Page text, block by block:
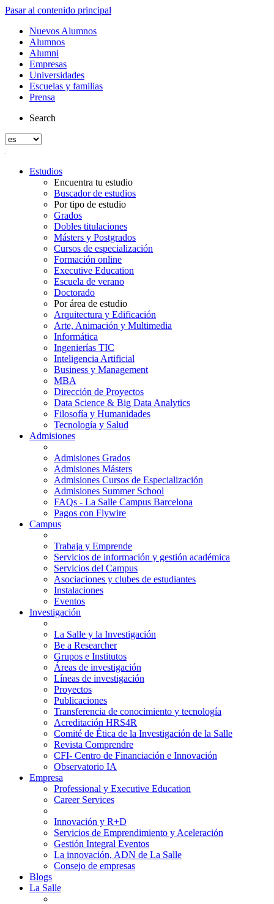
Pasar al contenido principal
Nuevos Alumnos
Alumnos
Alumni
Empresas
Universidades
Escuelas y familias
Prensa
Search
Estudios
Encuentra tu estudio
Buscador de estudios
Por tipo de estudio
Grados
Dobles titulaciones
Másters y Postgrados
Cursos de especialización
Formación online
Executive Education
Escuela de verano
Doctorado
Por área de estudio
Arquitectura y Edificación
Arte, Animación y Multimedia
Informática
Ingenierías TIC
Inteligencia Artificial
Business y Management
MBA
Dirección de Proyectos
Data Science & Big Data Analytics
Filosofía y Humanidades
Tecnología y Salud
Admisiones
Admisiones Grados
Admisiones Másters
Admisiones Cursos de Especialización
Admisiones Summer School
FAQs - La Salle Campus Barcelona
Pagos con Flywire
Campus
Trabaja y Emprende
Servicios de información y gestión académica
Servicios del Campus
Asociaciones y clubes de estudiantes
Instalaciones
Eventos
Investigación
La Salle y la Investigación
Be a Researcher
Grupos e Institutos
Áreas de investigación
Líneas de investigación
Proyectos
Publicaciones
Transferencia de conocimiento y tecnología
Acreditación HRS4R
Comité de Ética de la Investigación de la Salle
Revista Comprendre
CFI- Centro de Financiación e Innovación
Observatorio IA
Empresa
Professional y Executive Education
Career Services
Innovación y R+D
Servicios de Emprendimiento y Aceleración
Gestión Integral Eventos
La innovación, ADN de La Salle
Consejo de empresas
Blogs
La Salle